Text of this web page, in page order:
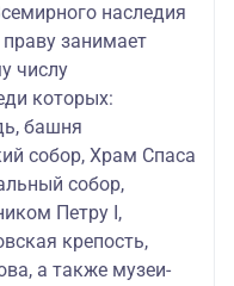
наследия
занимает
числу
которых:
башня
собор, Храм Спаса
собор,
Петру I,
крепость,
а также музеи-